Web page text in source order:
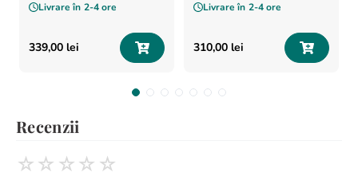
Livrare în 2-4 ore
339,00 lei
Livrare în 2-4 ore
310,00 lei
Recenzii
☆☆ ☆☆ ☆